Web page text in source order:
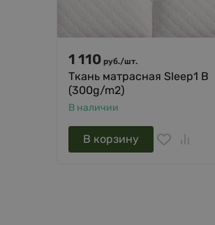
1 110 руб./шт.
Ткань матрасная Sleep1 B
(300g/m2)
В наличии
В корзину